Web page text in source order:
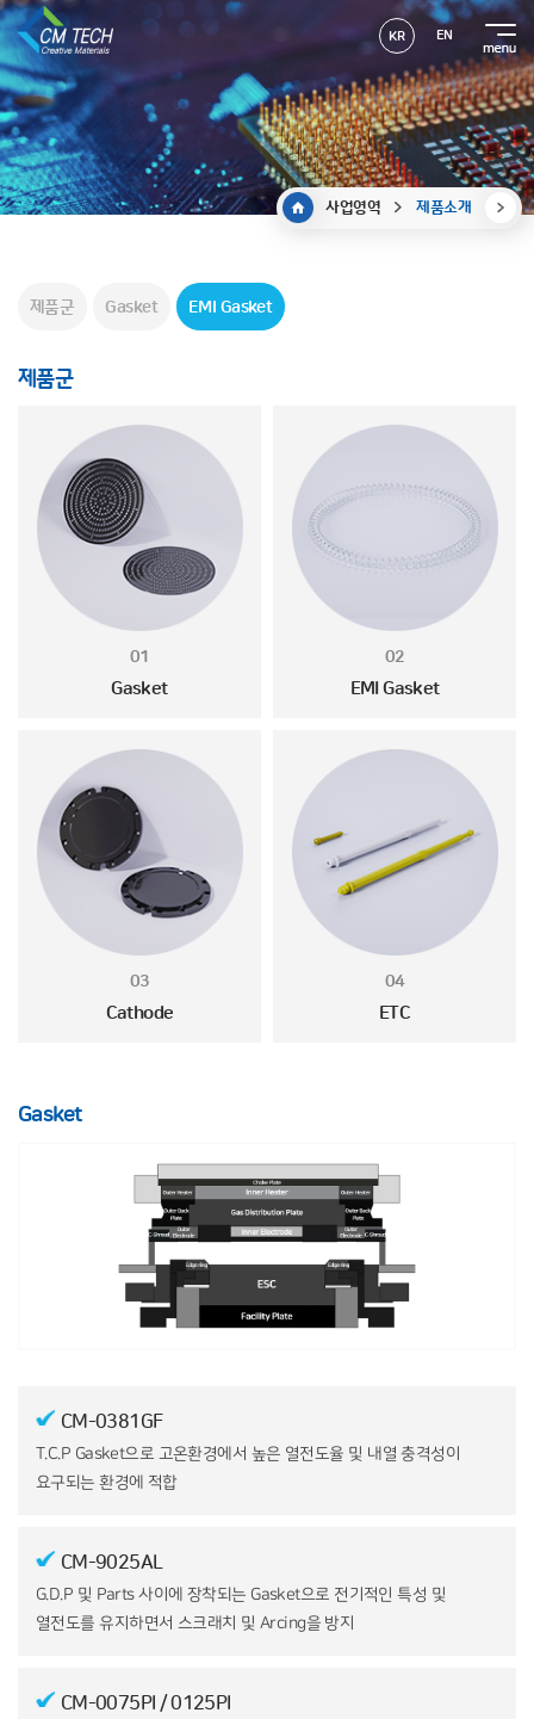
KR EN
사업영역 제품소개
제품군 Gasket EMI Gasket
제품군
01
Gasket
02
EMI Gasket
03
Cathode
04
ETC
Gasket
CM-0381GF
T.C.P Gasket으로 고온환경에서 높은 열전도율 및 내열충격성이
요구되는 환경에 적합
CM-9025AL
G.D.P 및 Parts 사이에 장착되는 Gasket으로 전기적인특성 및
열전도를 유지하면서 스크래치 및 Arcing을 방지
CM-0075PI / 0125PI